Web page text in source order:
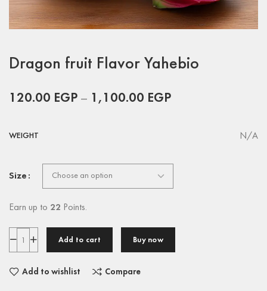
Dragon fruit Flavor Yahebio
120.00 EGP – 1,100.00 EGP
WEIGHT N/A
Size
Earn up to 22 Points.
Add to cart Buy now
Add to wishlist Compare